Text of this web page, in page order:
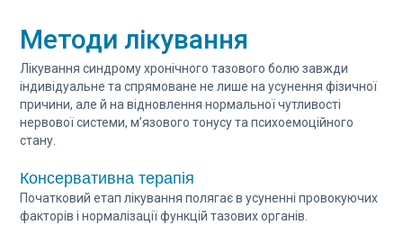
Методи лікування
Лікування синдрому хронічного тазового болю завжди
індивідуальне та спрямоване не лише на усунення фізичної
причини, але й на відновлення нормальної чутливості
нервової системи, м’язового тонусу та психоемоційного
стану.
Консервативна терапія
Початковий етап лікування полягає в усуненні провокуючих
факторів і нормалізації функцій тазових органів.